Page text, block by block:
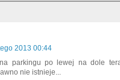
2013 00:44
parkingu po lewej na dole
nie istnieje...